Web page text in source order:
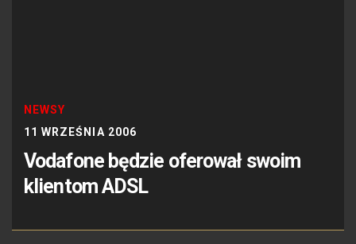
NEWSY
11 WRZEŚNIA 2006
Vodafone będzie oferował swoim
klientom ADSL